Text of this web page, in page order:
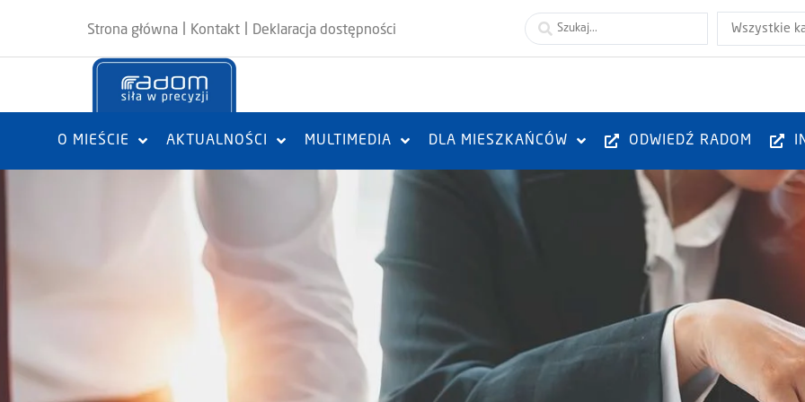
Strona główna Kontakt Deklaracja dostępności Wszystkie
O MIEŚCIE AKTUALNOŚCI MULTIMEDIA DLA MIESZKAŃCÓW ODWIEDŹ RADOM